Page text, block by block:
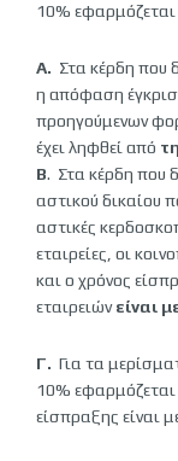
10%
Α. Στα κέρδη που
η απόφαση
προηγούμενων
έχει ληφθεί από
Β. Στα κέρδη που
αστικού δικαίου
αστικές
εταιρείες, οι
και ο χρόνος
εταιρειώνείναι
Γ. Για τα
10%
είσπραξης είναι